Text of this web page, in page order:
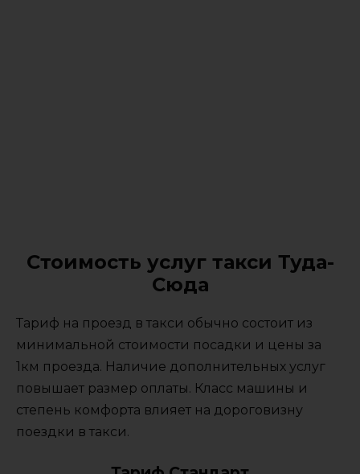
Стоимость услуг такси Туда-
Сюда
Тариф на проезд в такси обычно состоит из
минимальной стоимости посадки и цены за
1км проезда. Наличие дополнительных услуг
повышает размер оплаты. Класс машины и
степень комфорта влияет на дороговизну
поездки в такси.